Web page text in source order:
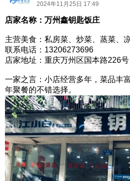
2024年11月25日 17:49
店家名称：万州鑫钥匙饭庄
主营美食：私房菜、炒菜、蒸菜、
联系电话：13206273696
店家地址：重庆万州区国本路226号
一家之言：小店经营多年，菜品丰
年聚餐的不错选择。